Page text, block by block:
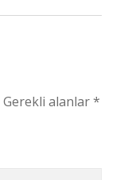
Gerekli alanlar*